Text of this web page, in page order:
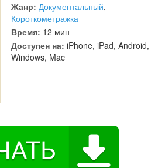
Жанр: Документальный,
Короткометражка
Время: 12 мин
Доступен на: iPhone, iPad, Android,
Windows, Mac